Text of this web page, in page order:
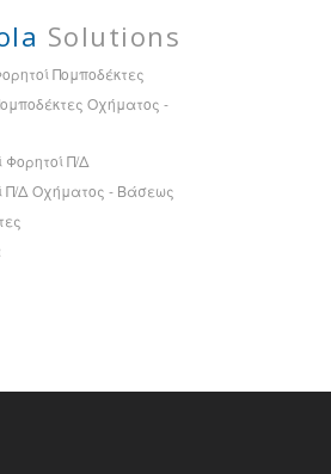
Solutions
Πομποδέκτες
Οχήματος -
Φορητοί Π/Δ
Π/Δ Οχήματος - Βάσεως